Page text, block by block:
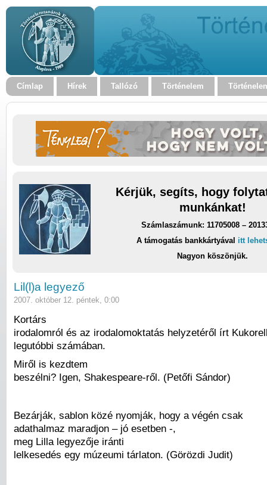
Címlap Hírek Tallózó Történelem
Kérjük, segíts, hogy
munkánkat!
Számlaszámunk: 11705008 –
A támogatás bankkártyával itt
Nagyon köszönjük.
Lil(l)a legyező
2007. október 12. péntek, 0:00
Kortárs
irodalomról és az irodalomoktatás helyzetéről írt
legutóbbi számában.
Miről is kezdtem
beszélni? Igen, Shakespeare-ről. (Petőfi Sándor)
Bezárják, sablon közé nyomják, hogy a végén csak
adathalmaz maradjon – jó esetben -,
meg Lilla legyezője iránti
lelkesedés egy múzeumi tárlaton. (Görözdi Judit)